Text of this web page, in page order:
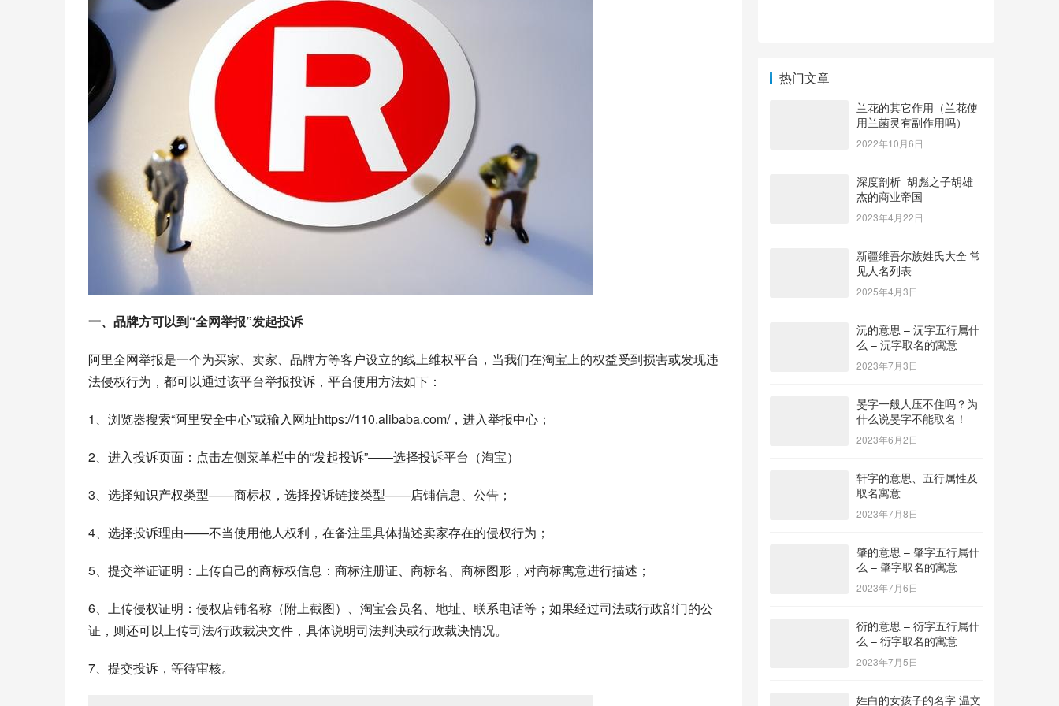
一、品牌方可以到“全网举报”发起投诉
阿里全网举报是一个为买家、卖家、品牌方等客户设立的线上维权平台，当我们在淘宝上的权益受到损害或发现违
法侵权行为，都可以通过该平台举报投诉，平台使用方法如下：
1、浏览器搜索“阿里安全中心”或输入网址https://110.alibaba.com/，进入举报中心；
2、进入投诉页面：点击左侧菜单栏中的“发起投诉”——选择投诉平台（淘宝）
3、选择知识产权类型——商标权，选择投诉链接类型——店铺信息、公告；
4、选择投诉理由——不当使用他人权利，在备注里具体描述卖家存在的侵权行为；
5、提交举证证明：上传自己的商标权信息： 商标注册证、商标名、商标图形，对商标寓意进行描述；
6、上传侵权证明：侵权店铺名称（附上截图）、淘宝会员名、地址、联系电话等；如果经过司法或行政部门的公
证，则还可以上传司法/行政裁决文件，具体说明司法判决或行政裁决情况。
7、提交投诉，等待审核。
热门文章
兰花的其它作用（兰花使
用兰菌灵有副作用吗）
2022年10月6日
深度剖析_胡彪之子胡雄
杰的商业帝国
2023年4月22日
新疆维吾尔族姓氏大全 常
见人名列表
2025年4月3日
沅的意思 – 沅字五行属什
么 – 沅字取名的寓意
2023年7月3日
旻字一般人压不住吗？为
什么说旻字不能取名！
2023年6月2日
轩字的意思、五行属性及
取名寓意
2023年7月8日
肇的意思 – 肇字五行属什
么 – 肇字取名的寓意
2023年7月6日
衍的意思 – 衍字五行属什
么 – 衍字取名的寓意
2023年7月5日
姓白的女孩子的名字 温文